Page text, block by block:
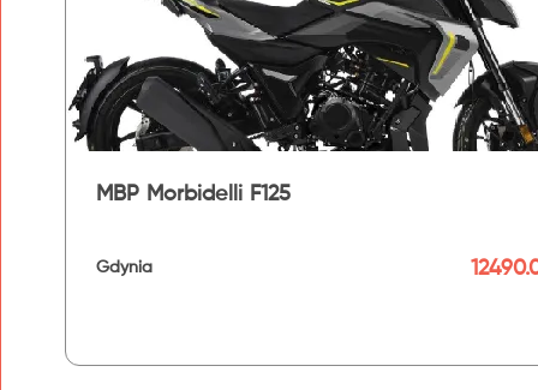
MBP Morbidelli F125
Gdynia